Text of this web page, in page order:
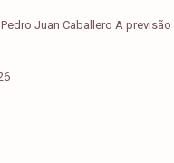
Juan Caballero A previsão